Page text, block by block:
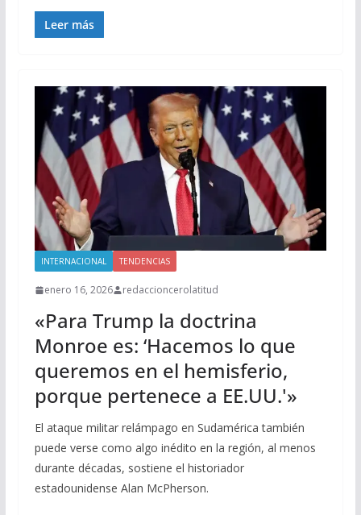
Leer más
INTERNACIONAL TENDENCIAS
enero 16, 2026 redaccioncerolatitud
«Para Trump la doctrina
Monroe es: ‘Hacemos lo que
queremos en el hemisferio,
porque pertenece a EE.UU.'»
El ataque militar relámpago en Sudamérica también
puede verse como algo inédito en la región, al menos
durante décadas, sostiene el historiador
estadounidense Alan McPherson.